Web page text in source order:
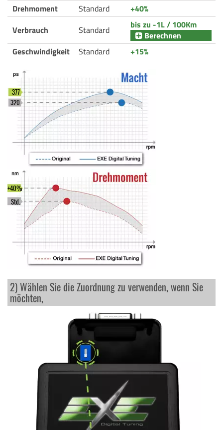
Drehmoment
Standard
+40%
Verbrauch
Standard
bis zu -1L / 100Km
Berechnen
Geschwindigkeit
Standard +15%
320
377
Std.
+40%
2) Wählen Sie die Zuordnung zu verwenden, wenn Sie
möchten,